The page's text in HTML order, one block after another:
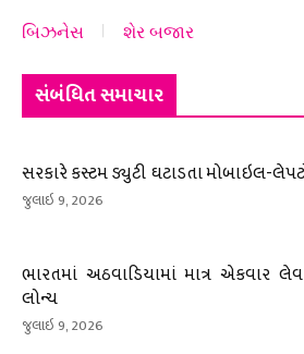
બિઝનેસ શેર બજાર
સંબંધિત સમાચાર
સરકારે કસ્ટમ ડ્યુટી ઘટાડતા મોબાઇલ-
જુલાઇ 9, 2026
ભારતમાં અઠવાડિયામાં માત્ર એકવાર
લોન્ચ
જુલાઇ 9, 2026